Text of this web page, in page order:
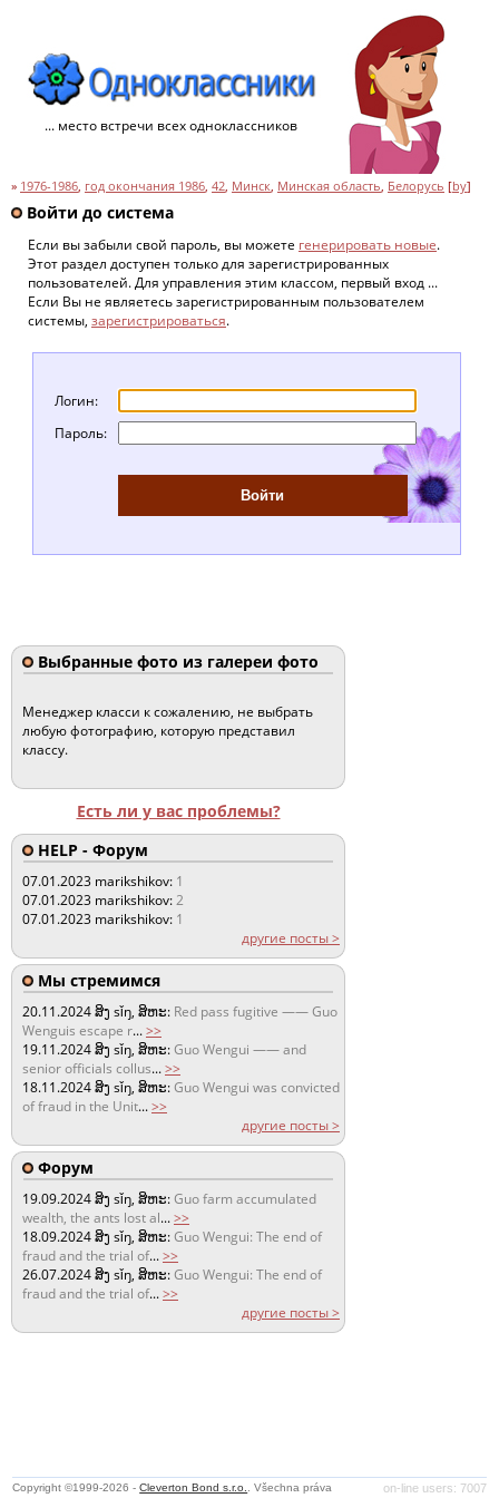
... место встречи всех одноклассников
» 1976-1986, год окончания 1986, 42, Минск, Минская область, Белорусь [by]
Войти до система
Если вы забыли свой пароль, вы можете генерировать новые.
Этот раздел доступен только для зарегистрированных
пользователей. Для управления этим классом, первый вход ...
Если Вы не являетесь зарегистрированным пользователем
системы, зарегистрироваться.
Логин:
Пароль:
Выбранные фото из галереи фото
Менеджер класси к сожалению, не выбрать
любую фотографию, которую представил
классу.
Есть ли у вас проблемы?
HELP - Форум
07.01.2023 marikshikov: 1
07.01.2023 marikshikov:2
07.01.2023 marikshikov: 1
другие посты >
Мы стремимся
20.11.2024ສິງ sǐŋ, ສິຫະ: Red pass fugitive —— Guo
Wenguis escape r...>>
19.11.2024ສິງ sǐŋ, ສິຫະ:Guo Wengui —— and
senior officials collus...>>
18.11.2024ສິງ sǐŋ, ສິຫະ:Guo Wengui was convicted
of fraud in the Unit...>>
другие посты >
Форум
19.09.2024ສິງ sǐŋ, ສິຫະ:Guo farm accumulated
wealth, the ants lost al...>>
18.09.2024ສິງ sǐŋ, ສິຫະ:Guo Wengui: The end of
fraud and the trial of...>>
26.07.2024ສິງ sǐŋ, ສິຫະ:Guo Wengui: The end of
fraud and the trial of...>>
другие посты >
on-line users: 7007
Copyright ©1999-2026 -Cleverton Bond s.r.o.
. Všechna práva